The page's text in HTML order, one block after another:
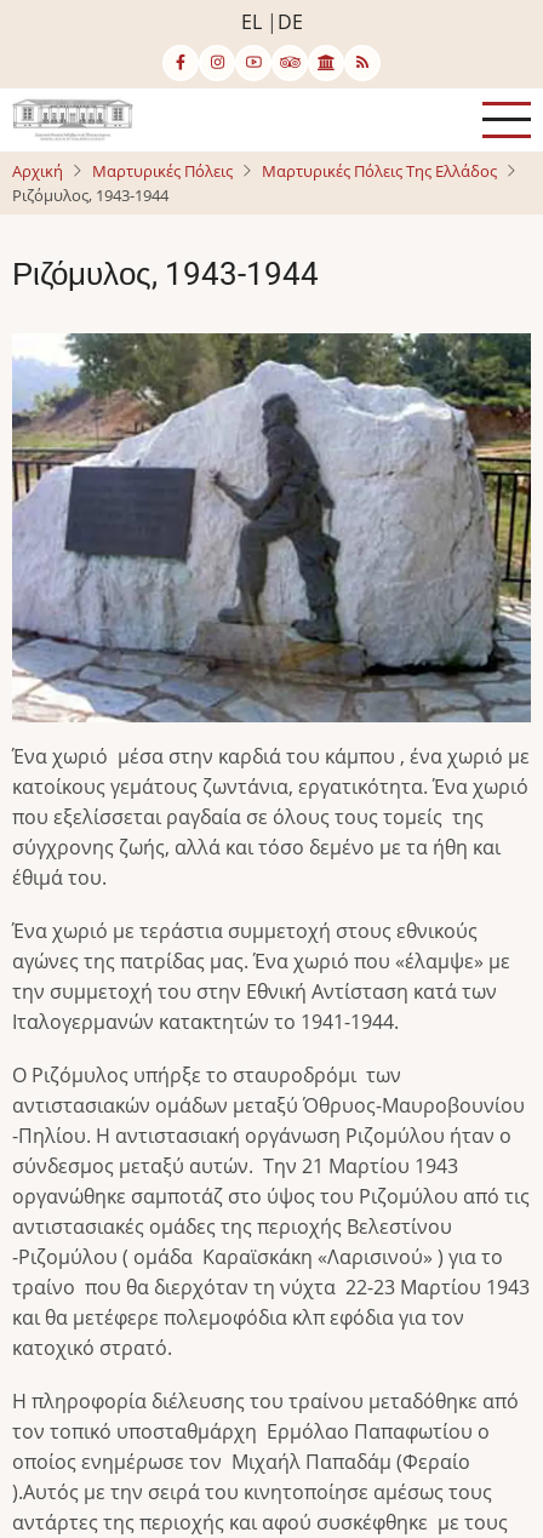
κυρίως
περιεχόμενο
EL DE
Αρχική Μαρτυρικές Πόλεις
Μαρτυρικές Πόλεις Της Ελλάδος
Ριζόμυλος, 1943-1944
Ριζόμυλος, 1943-1944
Image
Ένα χωριό μέσα στην καρδιά του κάμπου , ένα χωριό με
κατοίκους γεμάτους ζωντάνια, εργατικότητα. Ένα χωριό
που εξελίσσεται ραγδαία σε όλους τους τομείς της
σύγχρονης ζωής, αλλά και τόσο δεμένο με τα ήθη και
έθιμά του.
Ένα χωριό με τεράστια συμμετοχή στους εθνικούς
αγώνες της πατρίδας μας. Ένα χωριό που «έλαμψε» με
την συμμετοχή του στην Εθνική Αντίσταση κατά των
Ιταλογερμανών κατακτητών το 1941-1944.
Ο Ριζόμυλος υπήρξε το σταυροδρόμι των
αντιστασιακών ομάδων μεταξύ Όθρυος-Μαυροβουνίου
-Πηλίου. Η αντιστασιακή οργάνωση Ριζομύλου ήταν ο
σύνδεσμος μεταξύ αυτών. Την 21 Μαρτίου 1943
οργανώθηκε σαμποτάζ στο ύψος του Ριζομύλου από τις
αντιστασιακές ομάδες της περιοχής Βελεστίνου
-Ριζομύλου ( ομάδα Καραϊσκάκη «Λαρισινού» ) για το
τραίνο που θα διερχόταν τη νύχτα 22-23 Μαρτίου 1943
και θα μετέφερε πολεμοφόδια κλπ εφόδια για τον
κατοχικό στρατό.
Η πληροφορία διέλευσης του τραίνου μεταδόθηκε από
τον τοπικό υποσταθμάρχη Ερμόλαο Παπαφωτίου ο
οποίος ενημέρωσε τον Μιχαήλ Παπαδάμ (Φεραίο
).Αυτός με την σειρά του κινητοποίησε αμέσως τους
αντάρτες της περιοχής και αφού συσκέφθηκε με τους